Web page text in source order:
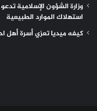
وزارة الشؤون الإسلامية
استهلاك الموارد الطبيعية
كيفه ميديا تعزي أسرة أهل